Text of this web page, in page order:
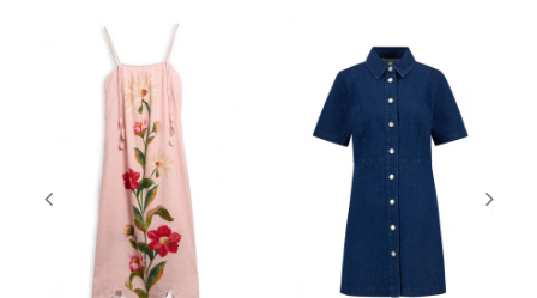
relevantes y atractivos para el usuario individual.
GUARDAR CONFIGURACIÓN
Puedes volver a configurar tus cookies desde la sección
"Configuración de cookies" al pie de la página. También puedes
consultar nuestrapolítica de cookies